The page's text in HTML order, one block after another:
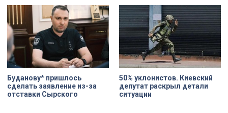
Буданову* пришлось
сделать заявление из-за
отставки Сырского
50% уклонистов. Киевский
депутат раскрыл детали
ситуации